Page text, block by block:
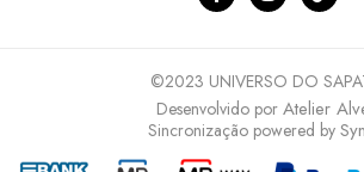
©2023 UNIVERSO DO
Desenvolvido por Atelier
Sincronização powered by